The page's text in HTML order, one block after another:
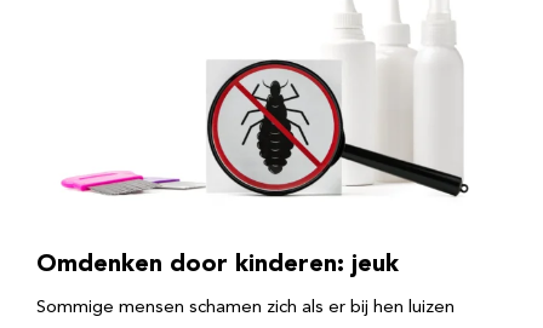
Omdenken door kinderen: jeuk
Sommige mensen schamen zich als er bij hen luizen